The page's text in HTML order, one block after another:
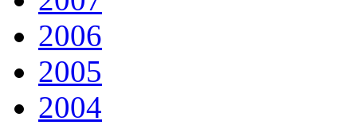
2006
2005
2004